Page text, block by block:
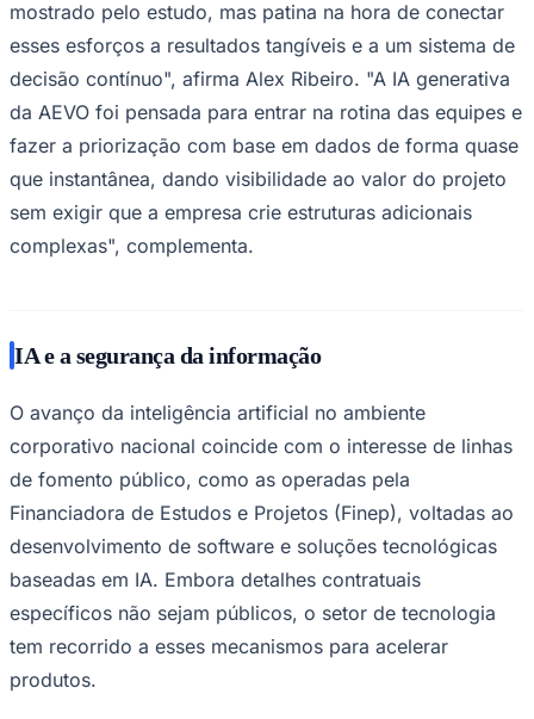
Flamengo
mostrado pelo estudo, mas patina na hora de conectar
esses esforços a resultados tangíveis e a um sistema de
decisão contínuo", afirma Alex Ribeiro. "A IA generativa
da AEVO foi pensada para entrar na rotina das equipes e
fazer a priorização com base em dados de forma quase
que instantânea, dando visibilidade ao valor do projeto
sem exigir que a empresa crie estruturas adicionais
complexas", complementa.
IA e a segurança da informação
O avanço da inteligência artificial no ambiente
corporativo nacional coincide com o interesse de linhas
de fomento público, como as operadas pela
Financiadora de Estudos e Projetos (Finep), voltadas ao
desenvolvimento de software e soluções tecnológicas
baseadas em IA. Embora detalhes contratuais
específicos não sejam públicos, o setor de tecnologia
tem recorrido a esses mecanismos para acelerar
produtos.